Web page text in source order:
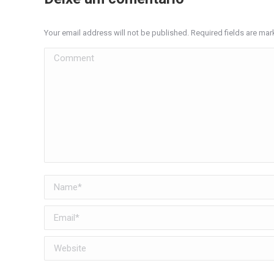
Your email address will not be published. Required fields are
Comment
Name *
Email *
Website